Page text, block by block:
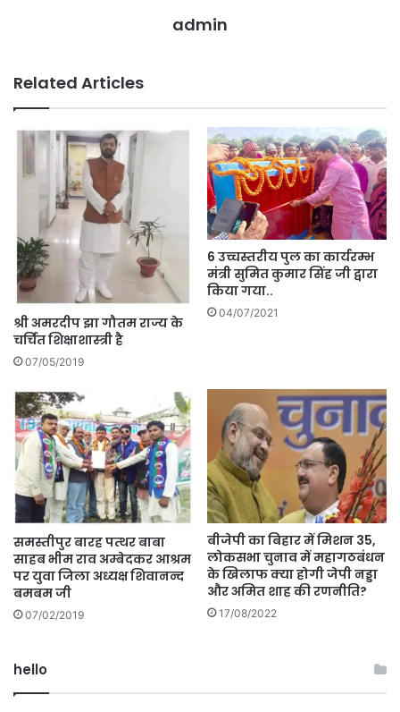
admin
Related Articles
श्री अमरदीप झा गौतम राज्य के
चर्चित शिक्षाशास्त्री है
07/05/2019
6 उच्चस्तरीय पुल का कार्यरम्भ
मंत्री सुमित कुमार सिंह जी द्वारा
किया गया..
04/07/2021
समस्तीपुर बारह पत्थर बाबा
साहब भीम राव अम्बेदकर आश्रम
पर युवा जिला अध्यक्ष शिवानन्द
बमबम जी
07/02/2019
बीजेपी का बिहार में मिशन 35,
लोकसभा चुनाव में महागठबंधन
के खिलाफ क्या होगी जेपी नड्डा
और अमित शाह की रणनीति?
17/08/2022
hello